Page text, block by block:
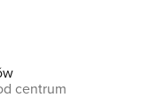
centrum